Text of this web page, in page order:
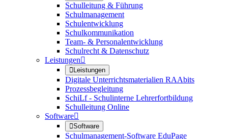
Schulleitung & Führung
Schulmanagement
Schulentwicklung
Schulkommunikation
Team- & Personalentwicklung
Schulrecht & Datenschutz
Leistungen
Leistungen
Digitale Unterrichtsmaterialien RAAbits
Prozessbegleitung
SchiLf - Schulinterne Lehrerfortbildung
Schulleitung Online
Software
Software
Schulmanagement-Software EduPage